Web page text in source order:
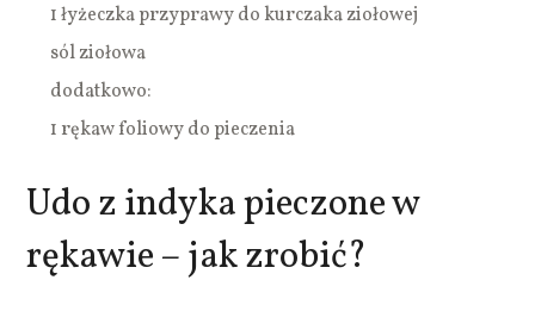
1 łyżeczka przyprawy do kurczaka ziołowej
sól ziołowa
dodatkowo:
1 rękaw foliowy do pieczenia
Udo z indyka pieczone w
rękawie – jak zrobić?